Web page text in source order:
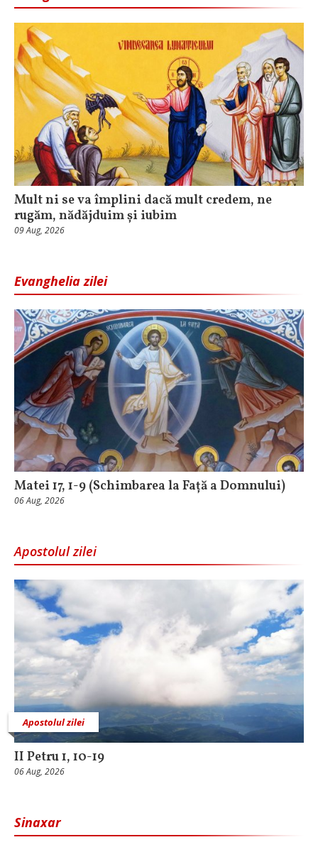
Mult ni se va împlini dacă mult credem, ne
rugăm, nădăjduim și iubim
09 Aug, 2026
Evanghelia zilei
Matei 17, 1-9 (Schimbarea la Față a Domnului)
06 Aug, 2026
Apostolul zilei
Apostolul zilei
II Petru 1, 10-19
06 Aug, 2026
Sinaxar